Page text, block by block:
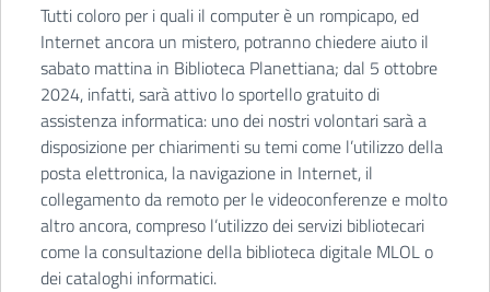
Tutti coloro per i quali il computer è un rompicapo, ed
Internet ancora un mistero, potranno chiedere aiuto il
sabato mattina in Biblioteca Planettiana; dal 5 ottobre
2024, infatti, sarà attivo lo sportello gratuito di
assistenza informatica: uno dei nostri volontari sarà a
disposizione per chiarimenti su temi come l’utilizzo della
posta elettronica, la navigazione in Internet, il
collegamento da remoto per le videoconferenze e molto
altro ancora, compreso l’utilizzo dei servizi bibliotecari
come la consultazione della biblioteca digitale MLOL o
dei cataloghi informatici.